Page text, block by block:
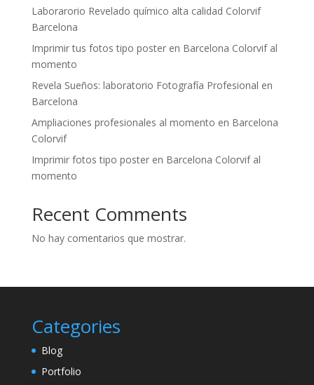
Laborarorio Revelado químico alta calidad Colorvif
Barcelona
Imprimir tus fotos tipo poster en Barcelona Colorvif al
momento
Revela Sueños: laboratorio Fotografía Profesional en
Barcelona
Ampliaciones profesionales al momento en Barcelona
Colorvif
Imprimir fotos tipo poster en Barcelona Colorvif al
momento
Recent Comments
No hay comentarios que mostrar.
Categories
Blog
Portfolio